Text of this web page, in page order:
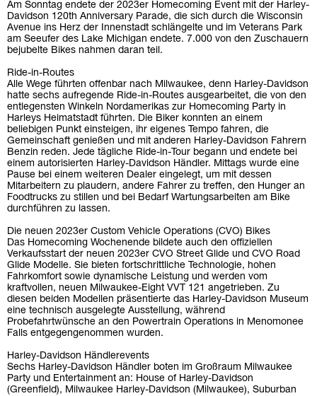
Am Sonntag endete der 2023er Homecoming Event mit der Harley-
Davidson 120th Anniversary Parade, die sich durch die Wisconsin
Avenue ins Herz der Innenstadt schlängelte und im Veterans Park
am Seeufer des Lake Michigan endete. 7.000 von den Zuschauern
bejubelte Bikes nahmen daran teil.
Ride-in-Routes
Alle Wege führten offenbar nach Milwaukee, denn Harley-Davidson
hatte sechs aufregende Ride-in-Routes ausgearbeitet, die von den
entlegensten Winkeln Nordamerikas zur Homecoming Party in
Harleys Heimatstadt führten. Die Biker konnten an einem
beliebigen Punkt einsteigen, ihr eigenes Tempo fahren, die
Gemeinschaft genießen und mit anderen Harley-Davidson Fahrern
Benzin reden. Jede tägliche Ride-in-Tour begann und endete bei
einem autorisierten Harley-Davidson Händler. Mittags wurde eine
Pause bei einem weiteren Dealer eingelegt, um mit dessen
Mitarbeitern zu plaudern, andere Fahrer zu treffen, den Hunger an
Foodtrucks zu stillen und bei Bedarf Wartungsarbeiten am Bike
durchführen zu lassen.
Die neuen 2023er Custom Vehicle Operations (CVO) Bikes
Das Homecoming Wochenende bildete auch den offiziellen
Verkaufsstart der neuen 2023er CVO Street Glide und CVO Road
Glide Modelle. Sie bieten fortschrittliche Technologie, hohen
Fahrkomfort sowie dynamische Leistung und werden vom
kraftvollen, neuen Milwaukee-Eight VVT 121 angetrieben. Zu
diesen beiden Modellen präsentierte das Harley-Davidson Museum
eine technisch ausgelegte Ausstellung, während
Probefahrtwünsche an den Powertrain Operations in Menomonee
Falls entgegengenommen wurden.
Harley-Davidson Händlerevents
Sechs Harley-Davidson Händler boten im Großraum Milwaukee
Party und Entertainment an: House of Harley-Davidson
(Greenfield), Milwaukee Harley-Davidson (Milwaukee), Suburban